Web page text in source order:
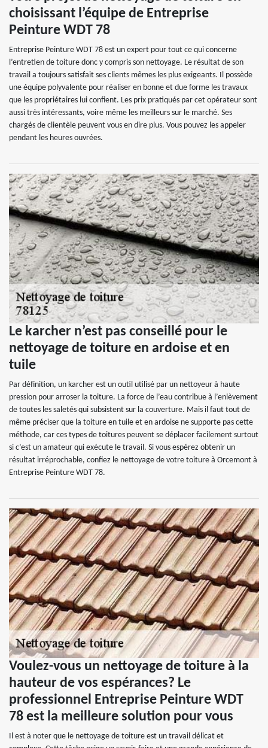
choisissant l’équipe de Entreprise
Peinture WDT 78
Entreprise Peinture WDT 78 est un expert pour tout ce qui concerne
l’entretien de toiture donc y compris son nettoyage. Le résultat de son
travail a toujours satisfait ses clients mêmes les plus exigeants. Il possède
une équipe polyvalente pour réaliser en bonne et due forme les travaux
que les propriétaires lui confient. Les prix pratiqués par cet opérateur sont
aussi très intéressants, voire même les meilleurs sur le marché. Ses
chargés de clientèle peuvent vous en dire plus. Vous pouvez les appeler
pendant les heures ouvrées.
Le karcher n’est pas conseillé pour le
nettoyage de toiture en ardoise et en
tuile
Par définition, un karcher est un outil utilisé par un nettoyeur à haute
pression pour arroser la toiture. La force de l’eau contribue à l’enlèvement
de toutes les saletés qui subsistent sur la couverture. Mais il faut tout de
même préciser que la toiture en tuile et en ardoise ne supporte pas cette
méthode, car ces types de toitures peuvent se déplacer facilement surtout
si c’est un amateur qui exécute le travail. Si vous espérez obtenir un
résultat irréprochable, confiez le nettoyage de votre toiture à Orcemont à
Entreprise Peinture WDT 78.
Voulez-vous un nettoyage de toiture à la
hauteur de vos espérances? Le
professionnel Entreprise Peinture WDT
78 est la meilleure solution pour vous
Il est à noter que le nettoyage de toiture est un travail délicat et